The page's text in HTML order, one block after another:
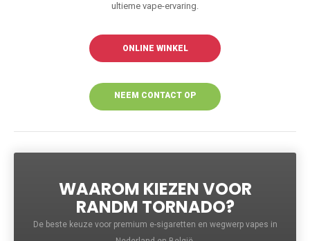
ultieme vape-ervaring.
ONLINE WINKEL
NEEM CONTACT OP
WAAROM KIEZEN VOOR
RANDM TORNADO?
De beste keuze voor premium e-sigaretten en wegwerp vapes in